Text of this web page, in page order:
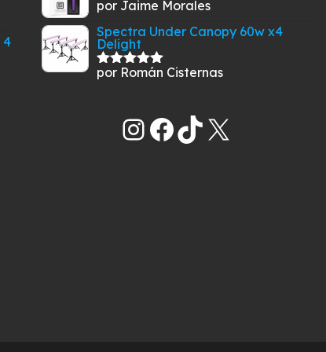
4
Valorado
por Jaime Morales
Spectra Under Canopy 60w x4
Delight
Valorado
por Román Cisternas
Instagram
Facebook
TikTok
X